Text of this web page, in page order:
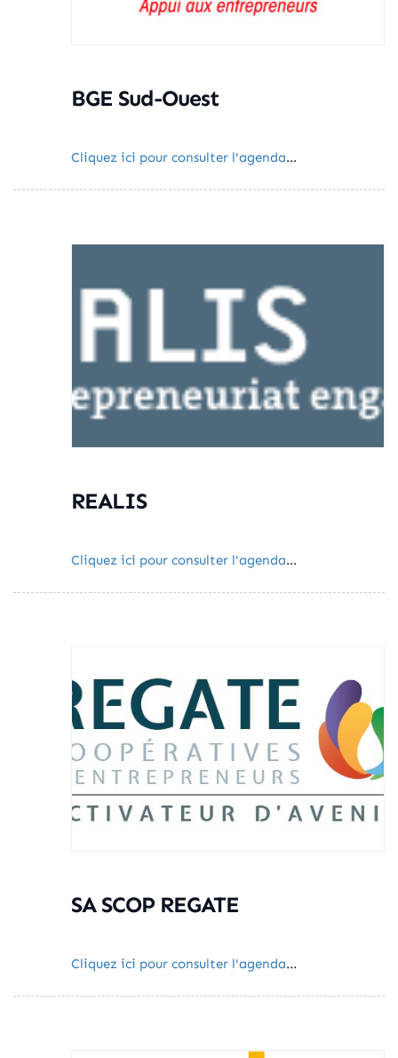
BGE Sud-Ouest
Cliquez ici pour consulter l'agenda...
REALIS
Cliquez ici pour consulter l'agenda...
SA SCOP REGATE
Cliquez ici pour consulter l'agenda...